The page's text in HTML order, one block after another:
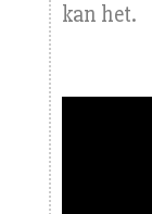
kan het.